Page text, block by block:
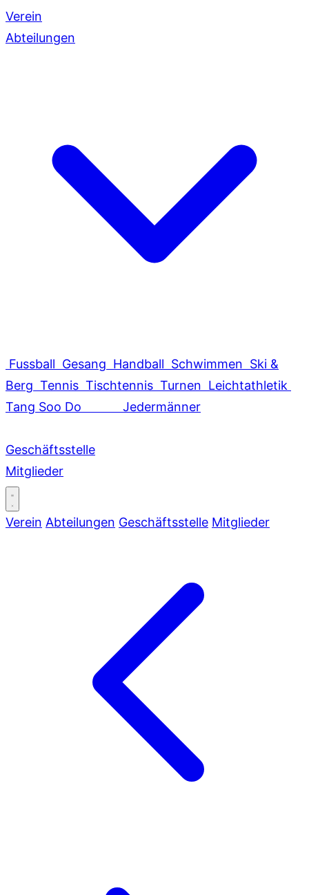
Verein
Abteilungen
Fussball Gesang Handball Schwimmen Ski &
Berg Tennis Tischtennis Turnen Leichtathletik
Tang Soo Do
Jedermänner
Geschäftsstelle
Mitglieder
Verein Abteilungen Geschäftsstelle Mitglieder